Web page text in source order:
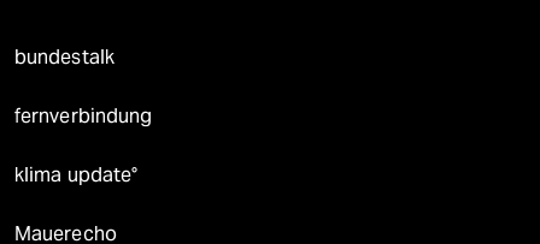
bundestalk
fernverbindung
klima update°
Mauerecho